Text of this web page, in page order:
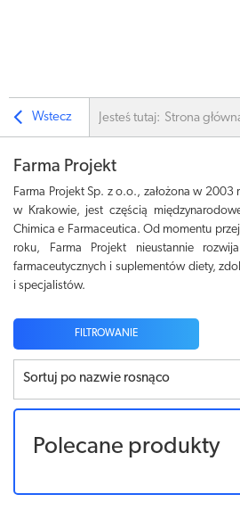
Wstecz Jesteś tutaj: Strona
Farma Projekt
Farma Projekt Sp. z o.o., założona w
w Krakowie, jest częścią
Chimica e Farmaceutica. Od momentu
roku, Farma Projekt nieustannie
farmaceutycznych i suplementów diety,
i specjalistów.
FILTROWANIE
Sortuj po nazwie rosnąco
Polecane produkty